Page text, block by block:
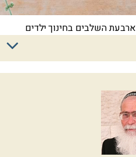
ארבעת השלבים בחינוך ילדים